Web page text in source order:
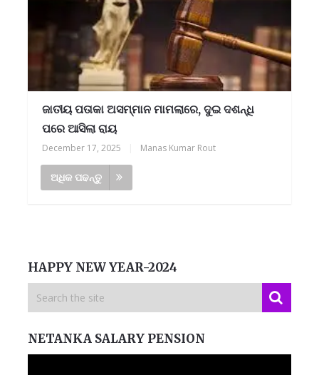
ଜାତୀୟ ପତାକା ଅସମ୍ମାନ ମାମଲାରେ, ଦୁଇ ଦଶନ୍ଧି
ପରେ ଆସିଲା ରାୟ
December 17, 2025 Manas Kumar Rout
ଅଧିକ ପଢନ୍ତୁ
HAPPY NEW YEAR-2024
NETANKA SALARY PENSION